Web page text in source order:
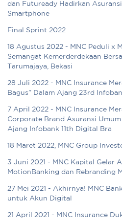
dan Futuready Hadirkan
Smartphone
Final Sprint 2022
18 Agustus 2022 - MNC Peduli x
Semangat Kemerderdekaan
Tarumajaya, Bekasi
28 Juli 2022 - MNC Insurance
Bagus” Dalam Ajang 23rd
7 April 2022 - MNC Insurance
Corporate Brand Asuransi
Ajang Infobank 11th Digital Bra
18 Maret 2022, MNC Group
3 Juni 2021 - MNC Kapital Gelar
MotionBanking dan Rebranding
27 Mei 2021 - Akhirnya! MNC
untuk Akun Digital
21 April 2021 - MNC Insurance